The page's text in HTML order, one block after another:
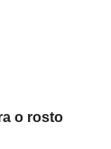
o rosto